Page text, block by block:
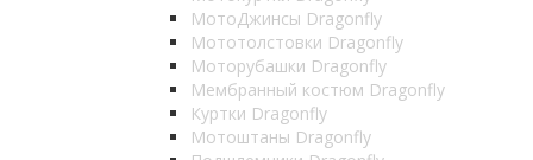
МотоДжинсы Dragonfly
Мототолстовки Dragonfly
Моторубашки Dragonfly
Мембранный костюм Dragonfly
Куртки Dragonfly
Мотоштаны Dragonfly